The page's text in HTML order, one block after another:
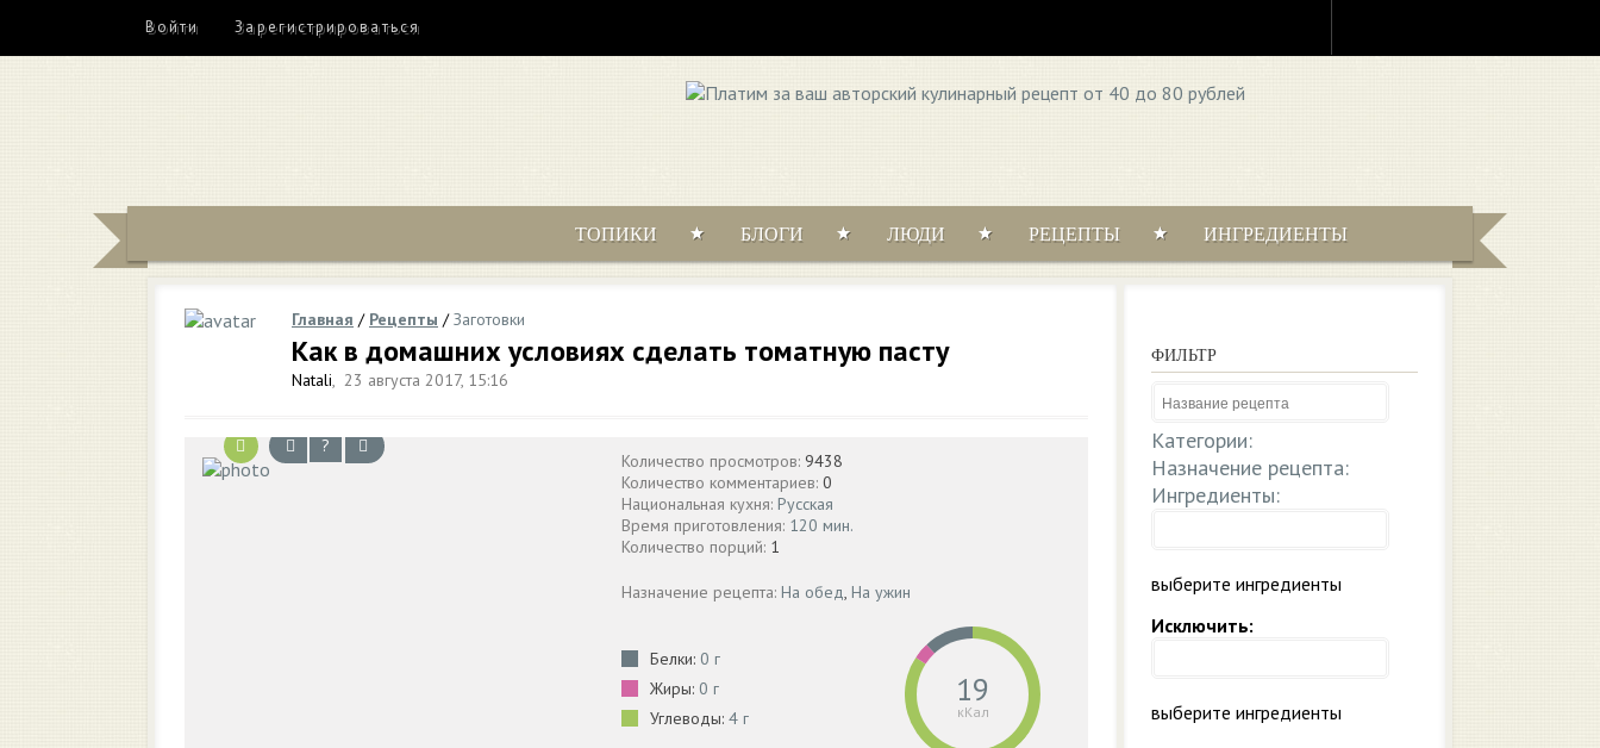
Войти Зарегистрироваться
ТОПИКИ БЛОГИ ЛЮДИ РЕЦЕПТЫ ИНГРЕДИЕНТЫ
Главная / Рецепты /Заготовки
Как в домашних условиях сделать томатную пасту
Natali, 23 августа 2017, 15:16
?
Количество просмотров: 9438
Количество комментариев: 0
Национальная кухня: Русская
Время приготовления: 120 мин.
Количество порций: 1
Назначение рецепта: На обед, На ужин
Белки: 0 г
Жиры: 0 г
Углеводы: 4 г
19
кКал
ФИЛЬТР
Категории:
Назначение рецепта:
Ингредиенты:
выберите ингредиенты
Исключить:
выберите ингредиенты